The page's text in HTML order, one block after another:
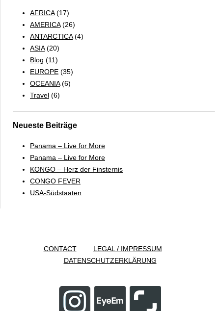
AFRICA(17)
AMERICA(26)
ANTARCTICA(4)
ASIA(20)
Blog (11)
EUROPE (35)
OCEANIA(6)
Travel (6)
Neueste Beiträge
Panama – Live for More
Panama – Live for More
KONGO – Herz der Finsternis
CONGO FEVER
USA-Südstaaten
CONTACT
LEGAL / IMPRESSUM
DATENSCHUTZERKLÄRUNG